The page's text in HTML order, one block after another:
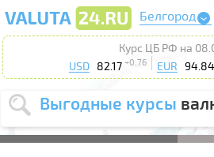
Белгород
Курс ЦБ РФ на
USD
82.17 +0.76 EUR 94.84
Выгодные курсы
Выберите
USD